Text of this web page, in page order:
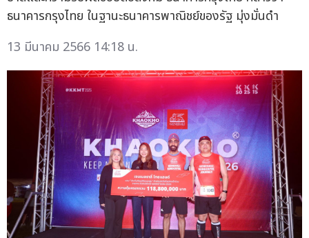
ธนาคารกรุงไทย ในฐานะธนาคารพาณิชย์ของรัฐ มุ่งมั่นดำ
13 มีนาคม 2566 14:18 น.